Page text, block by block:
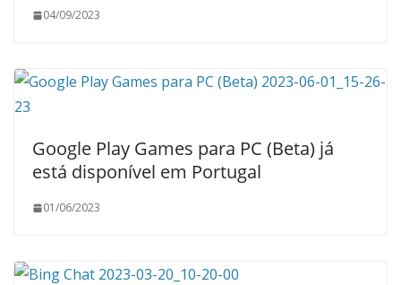
04/09/2023
Google Play Games para PC (Beta) já
está disponível em Portugal
01/06/2023